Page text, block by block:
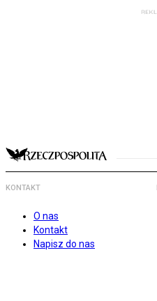
KONTAKT
O nas
Kontakt
Napisz do nas